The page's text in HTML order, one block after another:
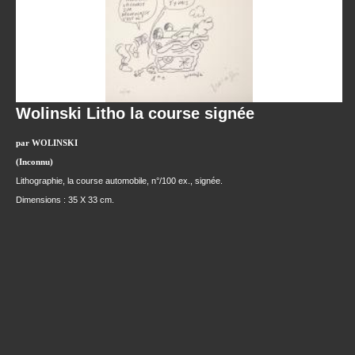
Wolinski Litho la course signée
par WOLINSKI
(Inconnu)
Lithographie, la course automobile, n°/100 ex., signée.
Dimensions : 35 X 33 cm.